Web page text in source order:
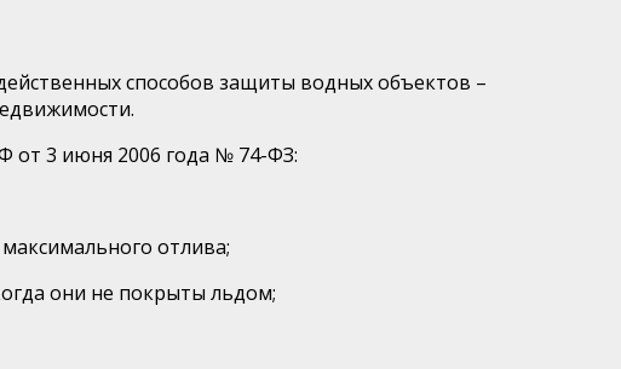
способов защиты водных объектов –
от 3 июня 2006 года № 74-ФЗ:
отлива;
они не покрыты льдом;